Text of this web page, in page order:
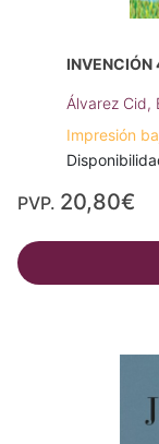
INVENCIÓN
Álvarez Cid,
Impresión
PVP. 20,80€